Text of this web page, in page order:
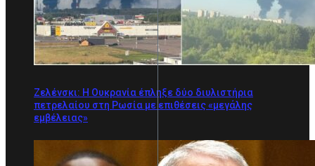
Ζελένσκι: Η Ουκρανία έπληξε δύο διυλιστήρια
πετρελαίου στη Ρωσία με επιθέσεις «μεγάλης
εμβέλειας»